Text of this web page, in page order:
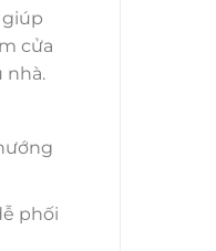
cửa
nhà.
phối